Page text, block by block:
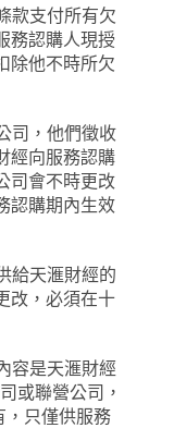
款支付所有欠
務認購人現授
除他不時所欠
司，他們徵收
經向服務認購
司會不時更改
認購期內生效
給天滙財經的
改，必須在十
容是天滙財經
或聯營公司，
，只僅供服務